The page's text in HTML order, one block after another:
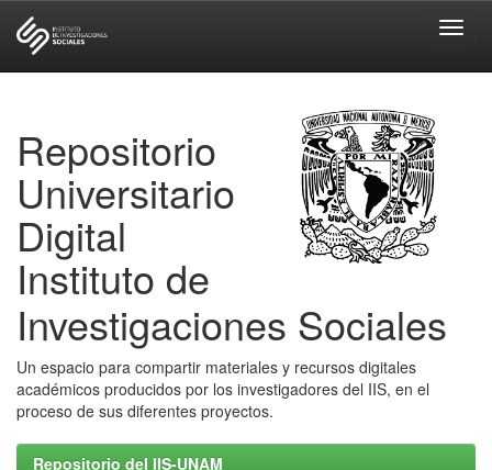
Repositorio
Universitario
Digital
Instituto de
Investigaciones Sociales
Un espacio para compartir materiales y recursos digitales
académicos producidos por los investigadores del IIS, en el
proceso de sus diferentes proyectos.
Repositorio del IIS-UNAM